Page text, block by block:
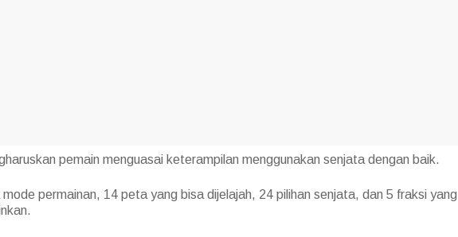
pemain menguasai keterampilan menggunakan senjata dengan baik.
permainan, 14 peta yang bisa dijelajah, 24 pilihan senjata, dan 5 fraksi yang